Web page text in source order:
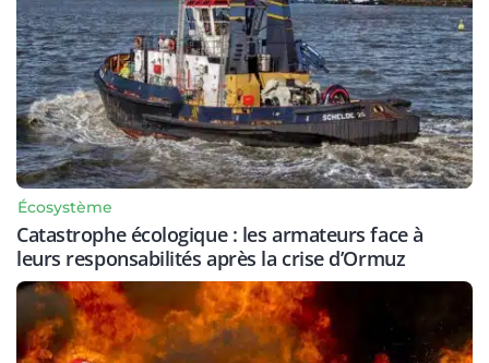
Écosystème
Catastrophe écologique : les armateurs face à
leurs responsabilités après la crise d’Ormuz